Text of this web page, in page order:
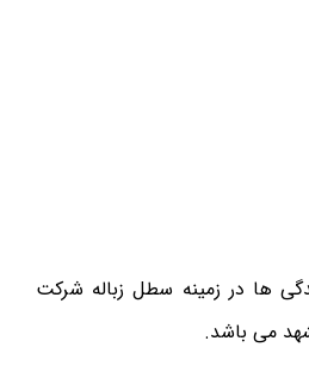
ها در زمینه سطل زباله شرکت
می باشد.